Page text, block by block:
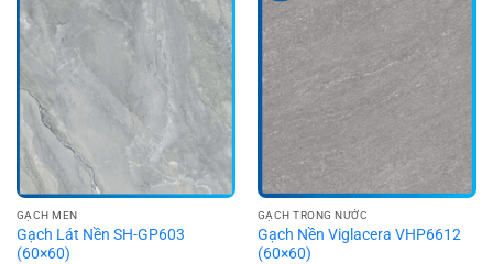
GẠCH MEN
Gạch Lát Nền SH-GP603
(60×60)
GẠCH TRONG NƯỚC
Gạch Nền Viglacera VHP6612
(60×60)